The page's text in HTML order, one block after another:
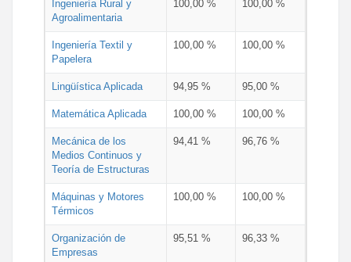
Ingeniería Rural y
Agroalimentaria
100,00 % 100,00 %
Ingeniería Textil y
Papelera
100,00 % 100,00 %
Lingüística Aplicada 94,95 % 95,00 %
Matemática Aplicada 100,00 % 100,00 %
Mecánica de los
Medios Continuos y
Teoría de Estructuras
94,41 % 96,76 %
Máquinas y Motores
Térmicos
100,00 % 100,00 %
Organización de
Empresas
95,51 % 96,33 %